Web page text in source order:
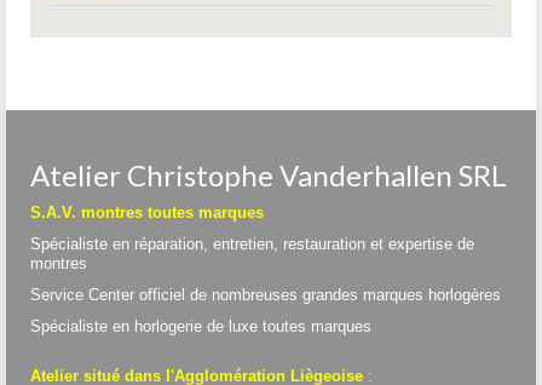
Atelier Christophe Vanderhallen SRL
S.A.V. montres toutes marques
Spécialiste en réparation, entretien, restauration et expertise de
montres
Service Center officiel de nombreuses grandes marques horlogères
Spécialiste en horlogerie de luxe toutes marques
Atelier situé dans l'Agglomération Liègeoise :